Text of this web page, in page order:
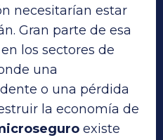
necesitarían estar
Gran parte de esa
los sectores de
una
o una pérdida
la economía de
existe